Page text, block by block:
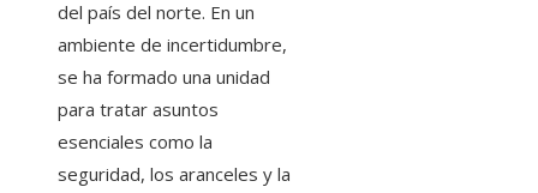
del país del norte. En un
ambiente de incertidumbre,
se ha formado una unidad
para tratar asuntos
esenciales como la
seguridad, los aranceles y la